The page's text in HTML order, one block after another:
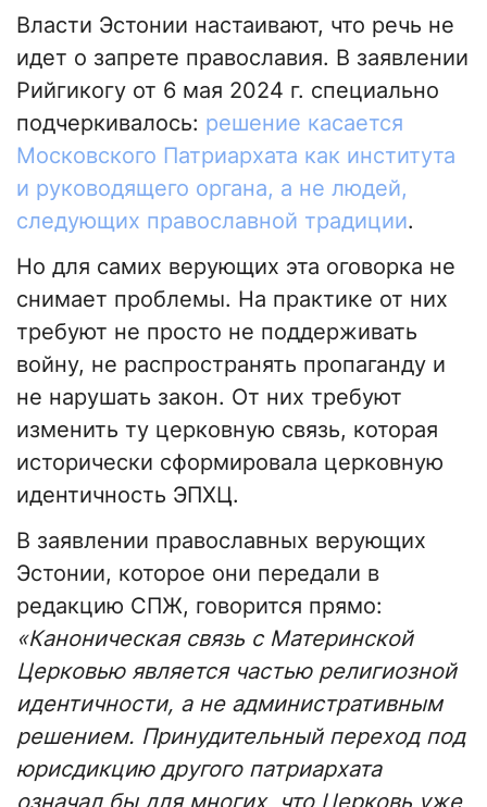
Власти Эстонии настаивают, что речь не
идет о запрете православия. В заявлении
Рийгикогу от 6 мая 2024 г. специально
подчеркивалось: решение касается
Московского Патриархата как института
и руководящего органа, а не людей,
следующих православной традиции.
Но для самих верующих эта оговорка не
снимает проблемы. На практике от них
требуют не просто не поддерживать
войну, не распространять пропаганду и
не нарушать закон. От них требуют
изменить ту церковную связь, которая
исторически сформировала церковную
идентичность ЭПХЦ.
В заявлении православных верующих
Эстонии, которое они передали в
редакцию СПЖ, говорится прямо:
«Каноническая связь с Материнской
Церковью является частью религиозной
идентичности, а не административным
решением. Принудительный переход под
юрисдикцию другого патриархата